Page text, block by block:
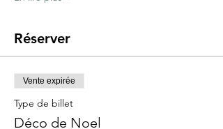
Réserver
Vente expirée
Type de billet
Déco de Noel